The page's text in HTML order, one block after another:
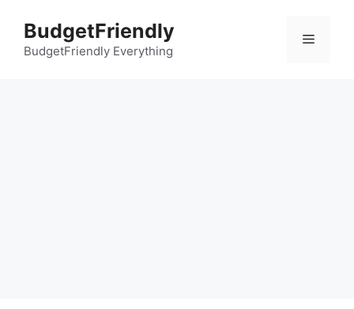
BudgetFriendly
BudgetFriendly Everything
메